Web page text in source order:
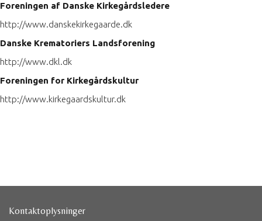
Foreningen af Danske Kirkegårdsledere
http://www.danskekirkegaarde.dk
Danske Krematoriers Landsforening
http://www.dkl.dk
Foreningen for Kirkegårdskultur
http://www.kirkegaardskultur.dk
Kontaktoplysninger